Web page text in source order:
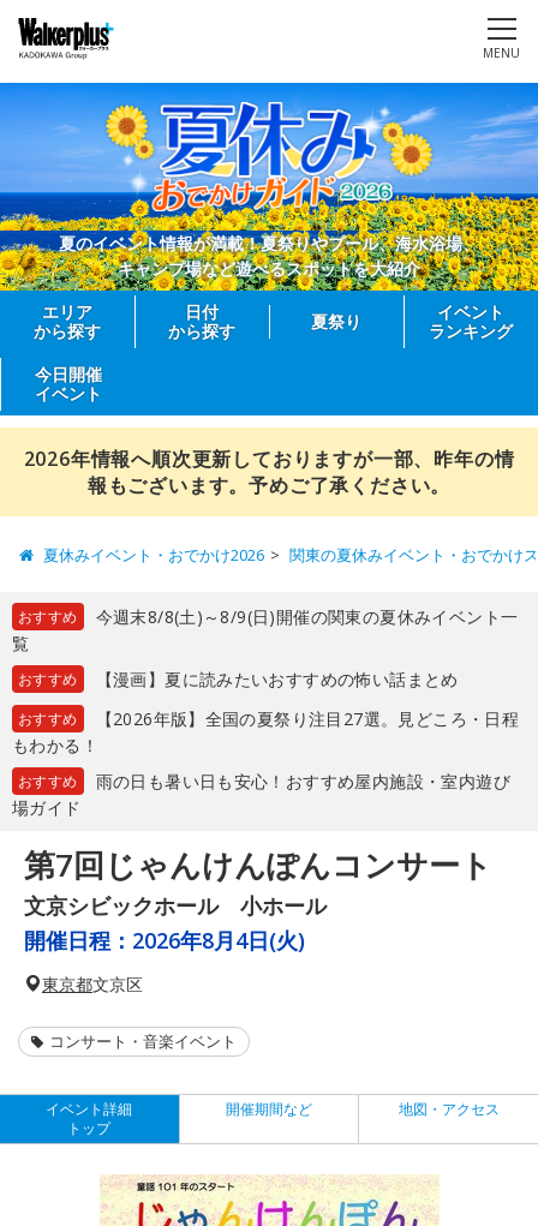
MENU
夏のイベント情報が満載！夏祭りやプール、海水浴場、
キャンプ場など遊べるスポットを大紹介
エリア
から探す
日付
から探す
夏祭り
イベント
ランキング
今日開催
イベント
2026年情報へ順次更新しておりますが一部、昨年の情
報もございます。予めご了承ください。
夏休みイベント・おでかけ2026 関東の夏休みイベント・おでかけ
おすすめ
今週末8/8(土)～8/9(日)開催の関東の夏休みイベント一
覧
おすすめ 【漫画】夏に読みたいおすすめの怖い話まとめ
おすすめ
【2026年版】全国の夏祭り注目27選。見どころ・日程
もわかる！
おすすめ
雨の日も暑い日も安心！おすすめ屋内施設・室内遊び
場ガイド
第7回じゃんけんぽんコンサート
文京シビックホール 小ホール
開催日程： 2026年8月4日(火)
東京都文京区
コンサート・音楽イベント
イベント詳細
トップ
開催期間など 地図・アクセス